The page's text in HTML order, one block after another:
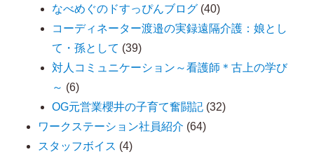
なべめぐのドすっぴんブログ (40)
コーディネーター渡邉の実録遠隔介護：娘とし
て・孫として (39)
対人コミュニケーション～看護師＊古上の学び
～ (6)
OG元営業櫻井の子育て奮闘記 (32)
ワークステーション社員紹介 (64)
スタッフボイス (4)